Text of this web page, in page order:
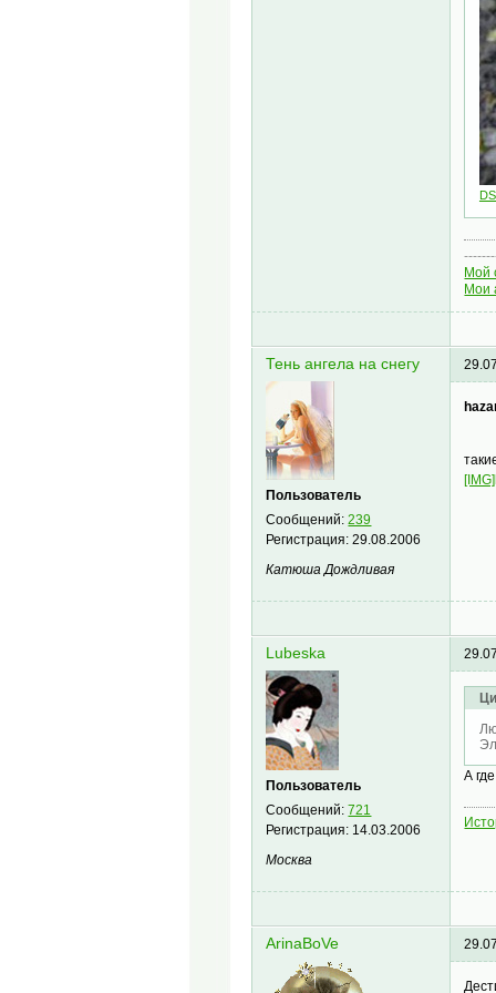
Мой
Мои
Тень ангела на снегу
Пользователь
Сообщений:239
Регистрация:29.08.2006
Катюша Дождливая
Lubeska
Пользователь
Сообщений:721
Регистрация: 14.03.2006
Москва
А
ArinaBoVe